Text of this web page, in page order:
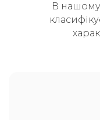
В нашому